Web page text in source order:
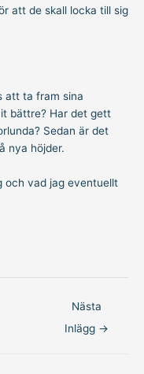
att de skall locka till sig
att ta fram sina
bättre? Har det gett
Sedan är det
nya höjder.
och vad jag eventuellt
Nästa
Inlägg →